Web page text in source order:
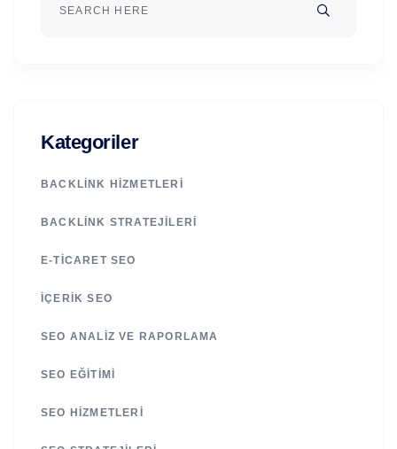
Kategoriler
BACKLINK HIZMETLERI
BACKLINK STRATEJILERI
E-TICARET SEO
İÇERIK SEO
SEO ANALIZ VE RAPORLAMA
SEO EĞITIMI
SEO HIZMETLERI